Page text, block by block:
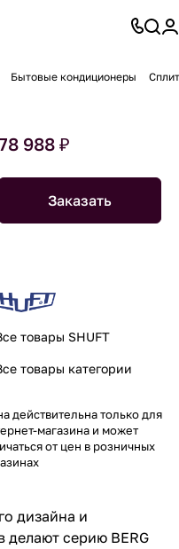
Бытовые кондиционеры
988 ₽
Заказать
товары SHUFT
товары категории
действительна только для
магазина и может
от цен в розничных
дизайна и
серию BERG